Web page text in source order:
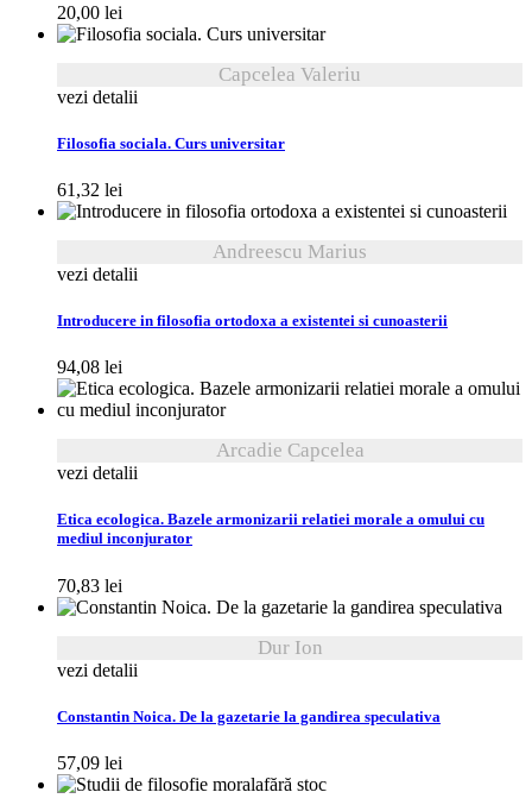
20,00 lei
Capcelea Valeriu
vezi detalii
Filosofia sociala. Curs universitar
61,32 lei
Andreescu Marius
vezi detalii
Introducere in filosofia ortodoxa a existentei si cunoasterii
94,08 lei
Arcadie Capcelea
vezi detalii
Etica ecologica. Bazele armonizarii relatiei morale a omului cu
mediul inconjurator
70,83 lei
Dur Ion
vezi detalii
Constantin Noica. De la gazetarie la gandirea speculativa
57,09 lei
fără stoc